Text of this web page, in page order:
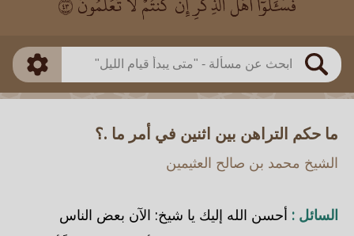
بحث
بن باز
بن العثيمين
اللجنة الدائمة
ذكي
ما حكم التراهن بين اثنين في أمر ما .؟
الشيخ محمد بن صالح العثيمين
السائل : أحسن الله إليك يا شيخ: الآن بعض الناس